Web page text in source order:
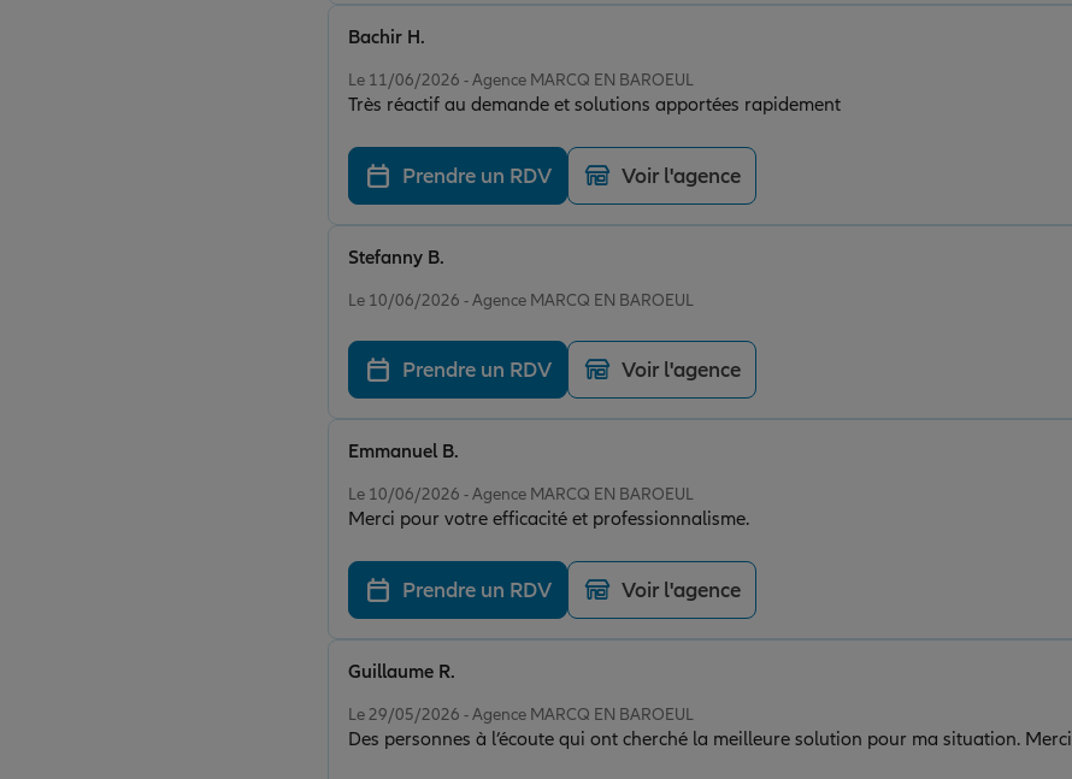
Le 11/06/2026 - Agence MARCQ EN BAROEUL
Très réactif au demande et solutions apportées rapidement
Bachir H.
Prendre un RDV Voir l'agence
Le 10/06/2026 - Agence MARCQ EN BAROEUL
Stefanny B.
Prendre un RDV Voir l'agence
Le 10/06/2026 - Agence MARCQ EN BAROEUL
Merci pour votre efficacité et professionnalisme.
Emmanuel B.
Prendre un RDV Voir l'agence
Le 29/05/2026 - Agence MARCQ EN BAROEUL
Des personnes à l’écoute qui ont cherché la meilleure solution pour ma situation. Merci
Guillaume R.